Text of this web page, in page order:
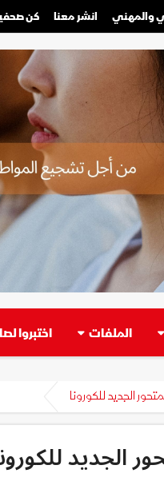
والمهني انشر معنا
كن
الملفات اختبروا
الجديد للكورونا
الجديد